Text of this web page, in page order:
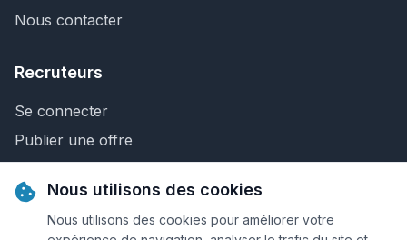
Nous contacter
Recruteurs
Se connecter
Publier une offre
Nous contacter
Nous utilisons des cookies
Nous utilisons des cookies pour améliorer votre